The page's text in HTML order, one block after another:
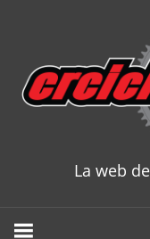
content
La web